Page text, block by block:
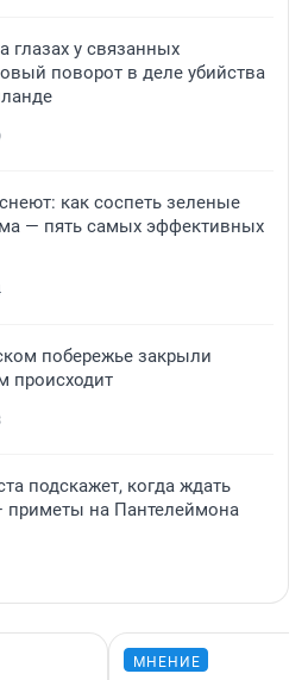
глазах у связанных
поворот в деле убийства
как соспеть зеленые
— пять самых эффективных
побережье закрыли
происходит
подскажет, когда ждать
приметы на Пантелеймона
МНЕНИЕ